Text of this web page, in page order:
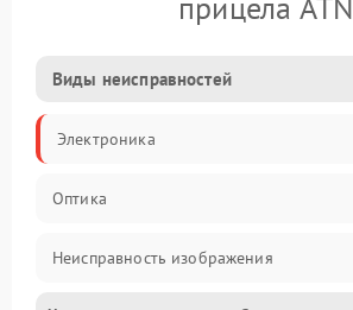
Виды неисправностей
Электроника
Оптика
Неисправность изображения